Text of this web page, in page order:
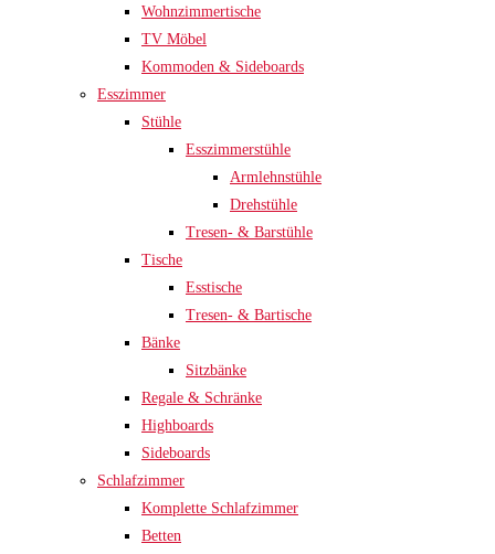
Wohnzimmertische
TV Möbel
Kommoden & Sideboards
Esszimmer
Stühle
Esszimmerstühle
Armlehnstühle
Drehstühle
Tresen- & Barstühle
Tische
Esstische
Tresen- & Bartische
Bänke
Sitzbänke
Regale & Schränke
Highboards
Sideboards
Schlafzimmer
Komplette Schlafzimmer
Betten